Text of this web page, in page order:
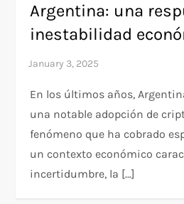
Argentina: una
inestabilidad
En los últimos años,
una notable adopción de
fenómeno que ha cobrado
un contexto económico
incertidumbre, la […]